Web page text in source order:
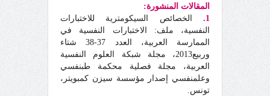
المقالات المنشورة:
1.
الخصائص السيكومترية للاختبارات
النفسية، ملف: الاختبارات النفسية في
الممارسة العربية، العدد 37-38 شتاء
وربيع2013، مجلة شبكة العلوم النفسية
العربية، مجلة فصلية محكمة طبنفسي
وعلمنفسي إصدار مؤسسة سيزن كمبويتر،
تونس.